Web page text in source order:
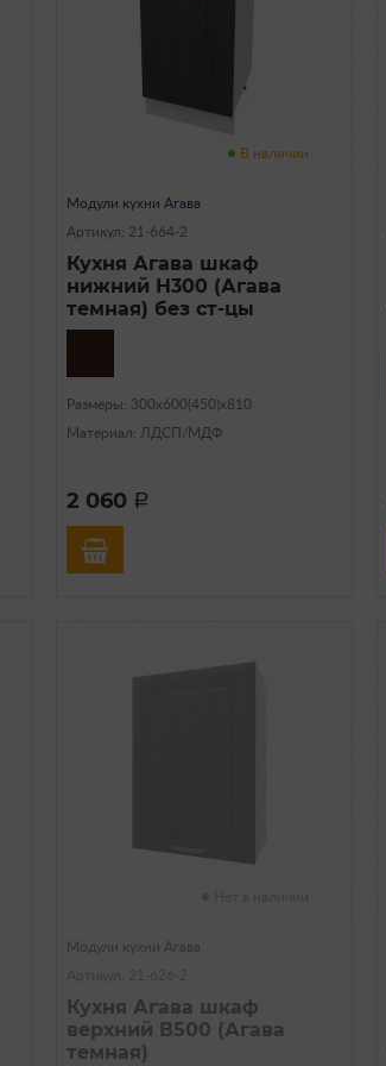
В наличии
Модули кухни Агава
Артикул: 21-664-2
Кухня Агава шкаф
нижний Н300 (Агава
темная) без ст-цы
Размеры: 300х600(450)х810
Материал: ЛДСП/МДФ
2 060 a
Модули кухни Агава
Кухня Агава шкаф
верхний В500 (Агава
темная)